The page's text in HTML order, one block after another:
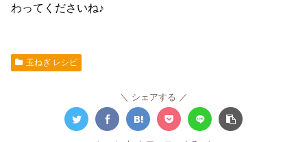
わってくださいね♪
玉ねぎ レシピ
シェアする